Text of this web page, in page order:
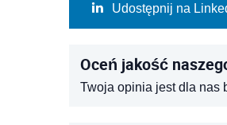
Udostępnij na
Oceń jakość
Twoja opinia jest dla nas